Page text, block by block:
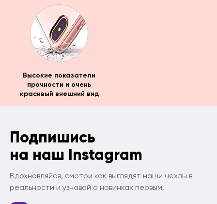
Высокие показатели
прочности и очень
красивый внешний вид
Подпишись
на наш Instagram
Вдохновляйся, смотри как выглядят наши чехлы в
реальности и узнавай о новинках первым!